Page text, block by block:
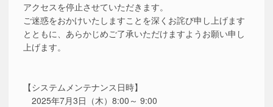
アクセスを停止させていただきます。
ご迷惑をおかけいたしますことを深くお詫び申し上げます
とともに、あらかじめご了承いただけますようお願い申し
上げます。
【システムメンテナンス日時】
2025年7月3日（木）8:00～ 9:00